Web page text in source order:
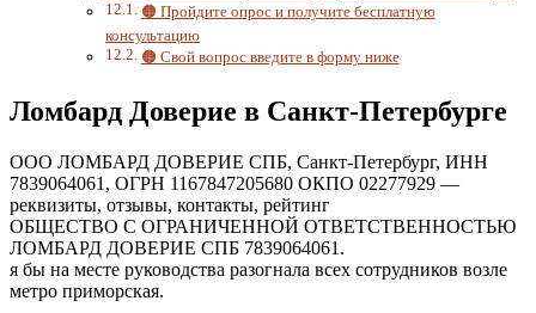
🟠 Пройдите опрос и получите бесплатную
консультацию
🟠 Свой вопрос введите в форму ниже
Ломбард Доверие в Санкт-Петербурге
ООО ЛОМБАРД ДОВЕРИЕ СПБ, Санкт-Петербург, ИНН
7839064061, ОГРН 1167847205680 ОКПО 02277929 —
реквизиты, отзывы, контакты, рейтинг
ОБЩЕСТВО С ОГРАНИЧЕННОЙ ОТВЕТСТВЕННОСТЬЮ
ЛОМБАРД ДОВЕРИЕ СПБ 7839064061.
я бы на месте руководства разогнала всех сотрудников возле
метро приморская.